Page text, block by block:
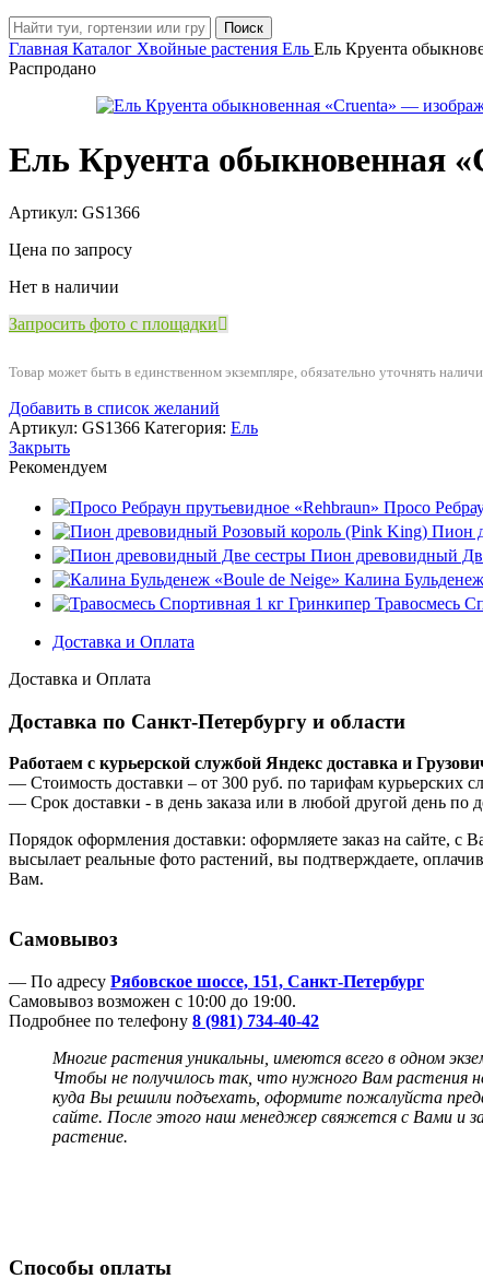
Поиск
Главная Каталог Хвойные растения Ель Ель Круента
Распродано
Ель Круента обыкновенная
Артикул: GS1366
Цена по запросу
Нет в наличии
Запросить фото с площадки
Товар может быть в единственном экземпляре, обязательно уточнять
Добавить в список желаний
Артикул: GS1366 Категория: Ель
Закрыть
Рекомендуем
Просо
Пион
Пион древовидный
Калина
Травосмесь
Доставка и Оплата
Доставка и Оплата
Доставка по Санкт-Петербургу и области
Работаем с курьерской службой Яндекс доставка и
— Стоимость доставки – от 300 руб. по тарифам курьерских
— Срок доставки - в день заказа или в любой другой день по
Порядок оформления доставки: оформляете заказ на сайте, с
высылает реальные фото растений, вы подтверждаете,
Вам.
Самовывоз
— По адресу Рябовское шоссе, 151, Санкт-Петербург
Самовывоз возможен с 10:00 до 19:00.
Подробнее по телефону 8 (981) 734-40-42
Многие растения уникальны, имеются всего в одном
Чтобы не получилось так, что нужного Вам растения
куда Вы решили подъехать, оформите пожалуйста
сайте. После этого наш менеджер свяжется с Вами и
растение.
Способы оплаты